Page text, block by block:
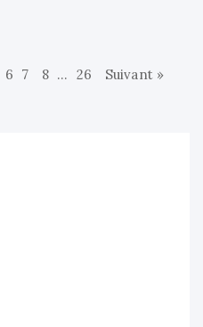
6 7 8 … 26 Suivant »